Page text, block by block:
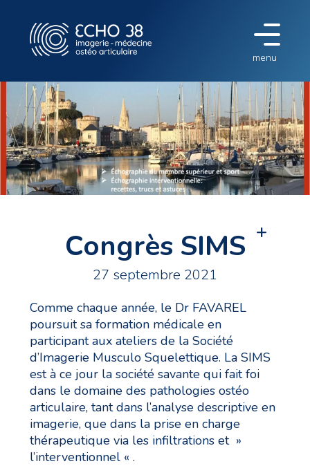
menu
Congrès SIMS
27 septembre 2021
Comme chaque année, le Dr FAVAREL
poursuit sa formation médicale en
participant aux ateliers de la Société
d’Imagerie Musculo Squelettique. La SIMS
est à ce jour la société savante qui fait foi
dans le domaine des pathologies ostéo
articulaire, tant dans l’analyse descriptive en
imagerie, que dans la prise en charge
thérapeutique via les infiltrations et »
l’interventionnel « .